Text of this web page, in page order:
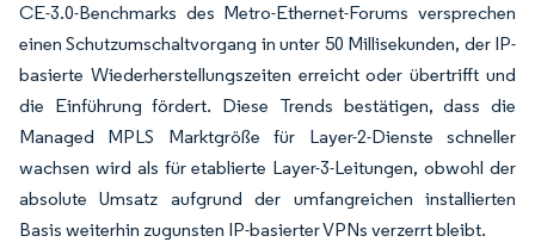
CE-3.0-Benchmarks des Metro-Ethernet-Forums versprechen
einen Schutzumschaltvorgang in unter 50 Millisekunden, der IP-
basierte Wiederherstellungszeiten erreicht oder übertrifft und
die Einführung fördert. Diese Trends bestätigen, dass die
Managed MPLS Marktgröße für Layer-2-Dienste schneller
wachsen wird als für etablierte Layer-3-Leitungen, obwohl der
absolute Umsatz aufgrund der umfangreichen installierten
Basis weiterhin zugunsten IP-basierter VPNs verzerrt bleibt.